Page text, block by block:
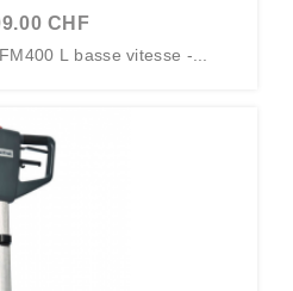
CHF
L basse vitesse -...